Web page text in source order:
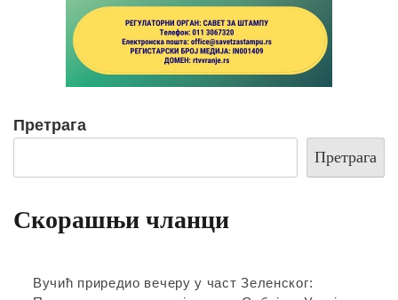
Претрага
Претрага
Скорашњи чланци
Вучић приредио вечеру у част Зеленског: